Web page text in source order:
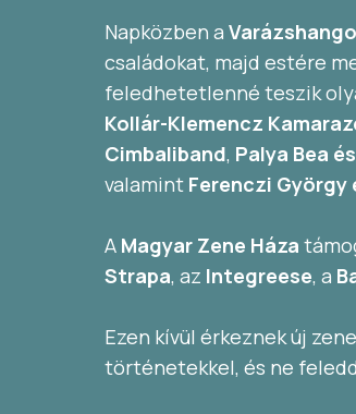
Napközben a
családokat, majd estére
feledhetetlenné teszik
Kollár-Klemencz
Cimbaliband, Palya Bea
valamint Ferenczi György
A Magyar Zene Háza
Strapa, az Integreese, a
Ezen kívül érkeznek új
történetekkel, és ne